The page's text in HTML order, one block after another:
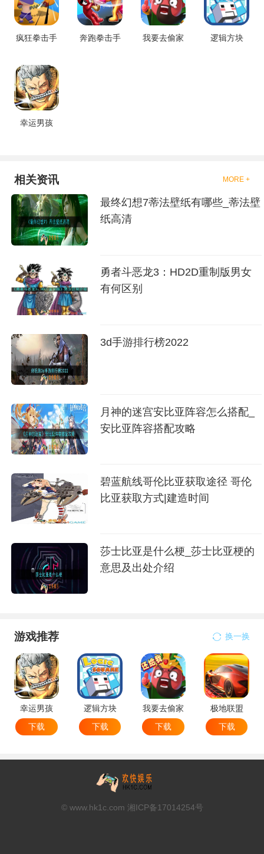
戏中是有一些不同的场景都是能
够去进行体验的，我们也是能够
去刺激的进行对战的，小编现在
就是收集了一些有意思的拳击游
疯狂拳击手 奔跑拳击手 我要去偷家 逻辑方块
幸运男孩
相关资讯 MORE +
最终幻想7蒂法壁纸有哪些_蒂法壁
纸高清
勇者斗恶龙3：HD2D重制版男女
有何区别
3d手游排行榜2022
月神的迷宫安比亚阵容怎么搭配_
安比亚阵容搭配攻略
碧蓝航线哥伦比亚获取途径 哥伦
比亚获取方式|建造时间
莎士比亚是什么梗_莎士比亚梗的
意思及出处介绍
游戏推荐 换一换
幸运男孩
下载
逻辑方块
下载
我要去偷家
下载
极地联盟
下载
© www.hk1c.com 湘ICP备17014254号